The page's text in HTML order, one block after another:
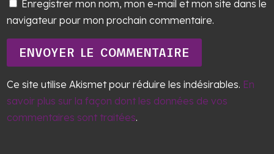
Enregistrer mon nom, mon e-mail et mon site dans le
navigateur pour mon prochain commentaire.
ENVOYER LE COMMENTAIRE
Ce site utilise Akismet pour réduire les indésirables. En
savoir plus sur la façon dont les données de vos
commentaires sont traitées.